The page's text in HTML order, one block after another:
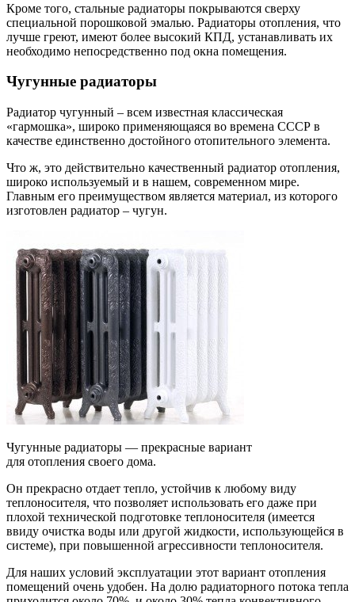
Кроме того, стальные радиаторы покрываются сверху
специальной порошковой эмалью. Радиаторы отопления, что
лучше греют, имеют более высокий КПД, устанавливать их
необходимо непосредственно под окна помещения.
Чугунные радиаторы
Радиатор чугунный – всем известная классическая
«гармошка», широко применяющаяся во времена СССР в
качестве единственно достойного отопительного элемента.
Что ж, это действительно качественный радиатор отопления,
широко используемый и в нашем, современном мире.
Главным его преимуществом является материал, из которого
изготовлен радиатор – чугун.
Чугунные радиаторы — прекрасные вариант
для отопления своего дома.
Он прекрасно отдает тепло, устойчив к любому виду
теплоносителя, что позволяет использовать его даже при
плохой технической подготовке теплоносителя (имеется
ввиду очистка воды или другой жидкости, использующейся в
системе), при повышенной агрессивности теплоносителя.
Для наших условий эксплуатации этот вариант отопления
помещений очень удобен. На долю радиаторного потока тепла